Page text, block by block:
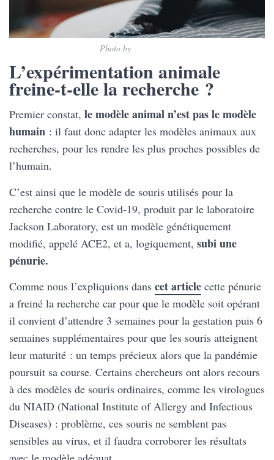
Photo by
L’expérimentation animale
freine-t-elle la recherche ?
Premier constat, le modèle animal n’est pas le modèle
humain : il faut donc adapter les modèles animaux aux
recherches, pour les rendre les plus proches possibles de
l’humain.
C’est ainsi que le modèle de souris utilisés pour la
recherche contre le Covid-19, produit par le laboratoire
Jackson Laboratory, est un modèle génétiquement
modifié, appelé ACE2, et a, logiquement, subi une
pénurie.
Comme nous l’expliquions dans cet article cette pénurie
a freiné la recherche car pour que le modèle soit opérant
il convient d’attendre 3 semaines pour la gestation puis 6
semaines supplémentaires pour que les souris atteignent
leur maturité : un temps précieux alors que la pandémie
poursuit sa course. Certains chercheurs ont alors recours
à des modèles de souris ordinaires, comme les virologues
du NIAID (National Institute of Allergy and Infectious
Diseases) : problème, ces souris ne semblent pas
sensibles au virus, et il faudra corroborer les résultats